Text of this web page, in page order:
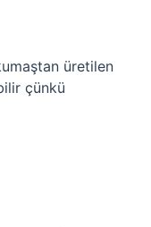
üretilen
çünkü